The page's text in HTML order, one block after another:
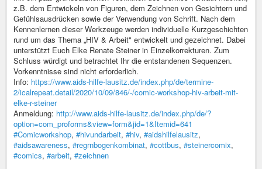
z.B. dem Entwickeln von Figuren, dem Zeichnen von Gesichtern und
Gefühlsausdrücken sowie der Verwendung von Schrift. Nach dem
Kennenlernen dieser Werkzeuge werden individuelle Kurzgeschichten
rund um das Thema „HIV & Arbeit" entwickelt und gezeichnet. Dabei
unterstützt Euch Elke Renate Steiner in Einzelkorrekturen. Zum
Schluss würdigt und betrachtet Ihr die entstandenen Sequenzen.
Vorkenntnisse sind nicht erforderlich.
Info: https://www.aids-hilfe-lausitz.de/index.php/de/termine-
2/icalrepeat.detail/2020/10/09/846/-/comic-workshop-hiv-arbeit-mit-
elke-r-steiner
Anmeldung: http://www.aids-hilfe-lausitz.de/index.php/de/?
option=com_proforms&view=form&jid=1&Itemid=641
#Comicworkshop, #hivundarbeit, #hiv, #aidshilfelausitz,
#aidsawareness, #regrnbogenkombinat, #cottbus, #steinercomix,
#comics, #arbeit, #zeichnen